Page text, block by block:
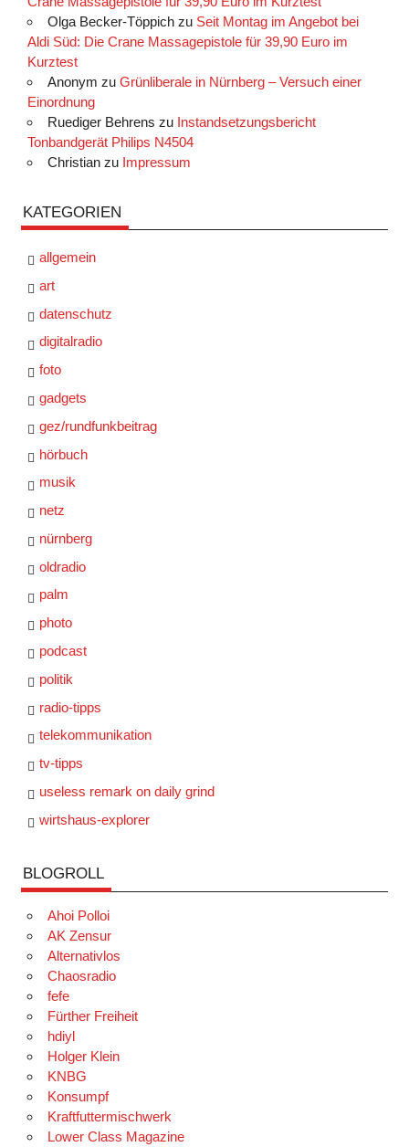
Olga Becker-Töppichzu Seit Montag im Angebot bei
Aldi Süd: Die Crane Massagepistole für 39,90 Euro im
Kurztest
Anonym zu Grünliberale in Nürnberg – Versuch einer
Einordnung
Ruediger Behrens zu Instandsetzungsbericht
Tonbandgerät Philips N4504
Christianzu Impressum
KATEGORIEN
allgemein
art
datenschutz
digitalradio
foto
gadgets
gez/rundfunkbeitrag
hörbuch
musik
netz
nürnberg
oldradio
palm
photo
podcast
politik
radio-tipps
telekommunikation
tv-tipps
useless remark on daily grind
wirtshaus-explorer
BLOGROLL
Ahoi Polloi
AK Zensur
Alternativlos
Chaosradio
fefe
Fürther Freiheit
hdiyl
Holger Klein
KNBG
Konsumpf
Kraftfuttermischwerk
Lower Class Magazine